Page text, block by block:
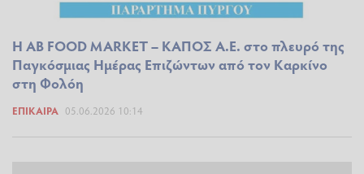
Η ΑΒ FOOD MARKET – ΚΑΠΟΣ Α.Ε. στο πλευρό της
Παγκόσμιας Ημέρας Επιζώντων από τον Καρκίνο
στη Φολόη
ΕΠΊΚΑΙΡΑ 05.06.2026 10:14